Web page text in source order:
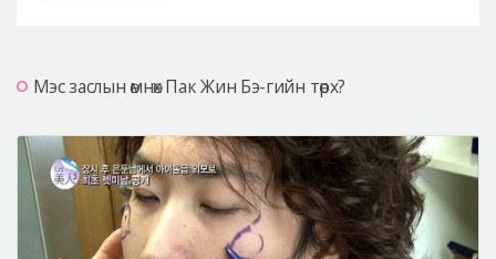
Мэс заслын өмнөх Пак Жин Бэ-гийн төрх?